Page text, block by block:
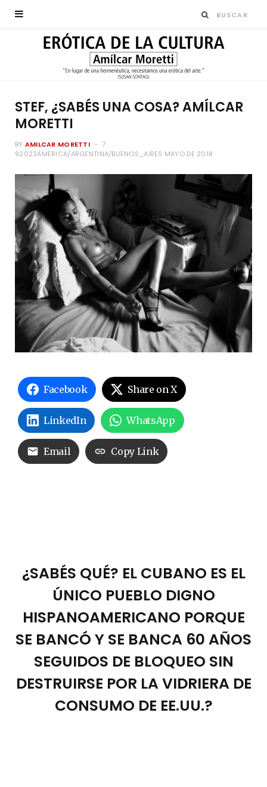
STEF, ¿SABÉS UNA COSA? AMÍLCAR
MORETTI
BY AMILCAR MORETTI
7
92023AMERICA/ARGENTINA/BUENOS_AIRES MAYO DE 2018
Facebook Share on X
LinkedIn WhatsApp
Email Copy Link
¿SABÉS QUÉ? EL CUBANO ES EL
ÚNICO PUEBLO DIGNO
HISPANOAMERICANO PORQUE
SE BANCÓ Y SE BANCA 60 AÑOS
SEGUIDOS DE BLOQUEO SIN
DESTRUIRSE POR LA VIDRIERA DE
CONSUMO DE EE.UU.?